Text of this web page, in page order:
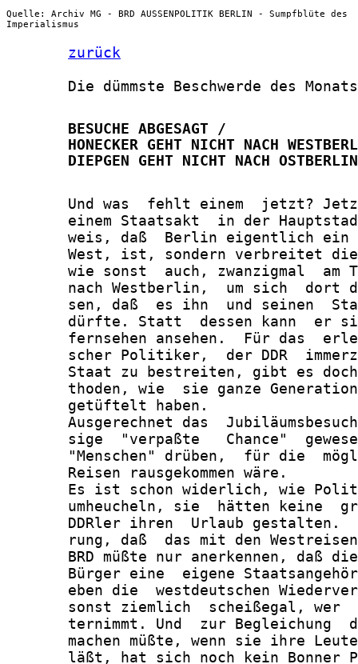
Quelle: Archiv MG - BRD AUSSENPOLITIK BERLIN - Sumpfblüte des
Imperialismus
zurück
Die dümmste Beschwerde des
       BESUCHE ABGESAGT /
HONECKER GEHT NICHT NACH
       DIEPGEN GEHT NICHT NACH OSTBERLIN
Und was  fehlt einem  jetzt?
einem Staatsakt  in der
weis, daß  Berlin eigentlich
West, ist, sondern verbreitet
wie sonst  auch, zwanzigmal  am
nach Westberlin,  um sich  dort
sen, daß  es ihn  und seinen
dürfte. Statt  dessen kann  er
fernsehen ansehen.  Für das
scher Politiker,  der DDR
Staat zu bestreiten, gibt es
thoden, wie  sie ganze
       getüftelt haben.
Ausgerechnet das
sige  "verpaßte   Chance"
"Menschen" drüben,  für die
       Reisen rausgekommen wäre.
Es ist schon widerlich, wie
umheucheln, sie  hätten keine
DDRler ihren  Urlaub gestalten.
rung, daß  das mit den
BRD müßte nur anerkennen, daß
Bürger eine  eigene
eben die  westdeutschen
sonst ziemlich  scheißegal, wer
ternimmt. Und  zur Begleichung
machen müßte, wenn sie ihre
läßt, hat sich noch kein Bonner